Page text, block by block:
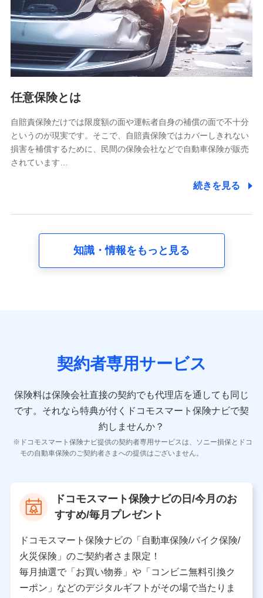
基本情報
氏名、電話番号、メールアドレス、お客さまの識別子、
属性、連絡先、dポイントサービスのご利用に関する情
報。例として、dポイントカード番号、性別、年齢、家族
構成、住所、dポイント残高、dポイント利用履歴などが
含まれます。
当社又は株式会社NTTドコモが提供する各種サービスな
又は株式会社NTTドコモが提供する各種サービスのご契
約状態・ご利用履歴インターネット利用時の行動に関す
る情報、アプリケーション利用時の行動に関する情報、
購入されたサービスや商品の名称・購入場所・決済に関
する情報、アンケートの回答に関する情報などが含まれ
の内容、保険料、保険料のお支払方法、車のメーカーや
走行距離などの情報、建物の構造や築年数などの情報、
険契約に関する情報。例として、保険契約者及び被保険
者の氏名、住所、生年月日、性別、保険契約者と被保険
報、建物の構造や築年数などの情報、ペットの種類や年
齢などの情報などが含まれます。
【共同して利用する者の範囲】
当社
当社又は株式会社NTTドコモが提供する保険関連サービ
スにおけるユーザ登録受付および管理のため
を受けている保険会社・提携会社の保険その他に関する
情報を提供するため、また維持管理等の委託業務遂行の
ため、またそれらに付帯、関連する当社、株式会社NTT
ドコモおよび提携会社のサービスを案内、提供するため
（各サービスで取得したサービス利用履歴、ウェブサイ
トの閲覧履歴、購買履歴、ご契約内容等のパーソナルデ
任意保険とは
自賠責保険だけでは限度額の面や運転者自身の補償の面で不十分
というのが現実です。そこで、自賠責保険ではカバーしきれない
損害を補償するために、民間の保険会社などで自動車保険が販売
されています…
続きを見る
知識・情報をもっと見る
契約者専用サービス
保険料は保険会社直接の契約でも代理店を通しても同じ
です。 それなら特典が付くドコモスマート保険ナビで契
約しませんか？
ドコモスマート保険ナビ提供の契約者専用サービスは、ソニー損保とドコ
モの自動車保険のご契約者さまへの提供はございません。
ドコモスマート保険ナビの日/今月のお
すすめ/毎月プレゼント
ドコモスマート保険ナビの「自動車保険/バイク保険/
火災保険」のご契約者さま限定！
毎月抽選で「お買い物券」や「コンビニ無料引換ク
ーポン」などのデジタルギフトがその場で当たりま